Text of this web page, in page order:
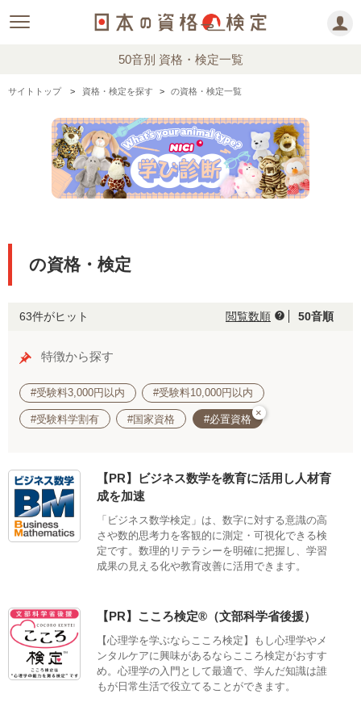
50音別 資格・検定一覧
サイトトップ 資格・検定を探す の資格・検定一覧
の資格・検定
63件がヒット 閲覧数順 help 50音順
特徴から探す
#受験料3,000円以内 #受験料10,000円以内
#受験料学割有 #国家資格 #必置資格
×
【PR】ビジネス数学を教育に活用し人材育
成を加速
「ビジネス数学検定」は、数字に対する意識の高
さや数的思考力を客観的に測定・可視化できる検
定です。数理的リテラシーを明確に把握し、学習
成果の見える化や教育改善に活用できます。
【PR】こころ検定®（文部科学省後援）
【心理学を学ぶならこころ検定】もし心理学やメ
ンタルケアに興味があるならこころ検定がおすす
め。心理学の入門として最適で、学んだ知識は誰
もが日常生活で役立てることができます。